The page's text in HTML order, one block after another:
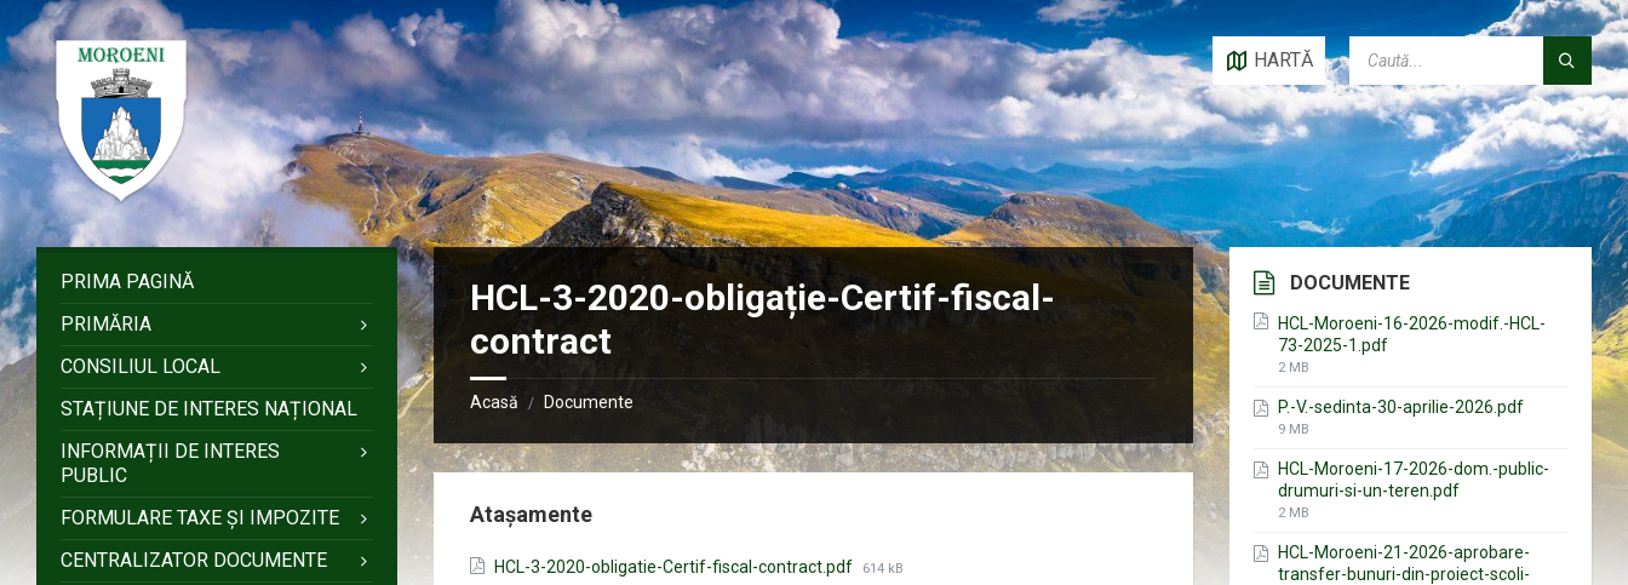
la
conținut
la
bara
laterală
stângă
la
bara
laterală
dreaptă
la
subsol
HARTĂ
HCL-3-2020-obligație-Certif-fiscal-
contract
Acasă / Documente
Atașamente
HCL-3-2020-obligatie-Certif-fiscal-contract.pdf Mărimea
614 kB
PRIMA PAGINĂ
PRIMĂRIA
CONSILIUL LOCAL
STAȚIUNE DE INTERES NAȚIONAL
INFORMAȚII DE INTERES
PUBLIC
FORMULARE TAXE ȘI IMPOZITE
CENTRALIZATOR DOCUMENTE
DOCUMENTE
HCL-Moroeni-16-2026-modif.-HCL-
73-2025-1.pdf
File
2 MB
P.-V.-sedinta-30-aprilie-2026.pdf
File
9 MB
HCL-Moroeni-17-2026-dom.-public-
drumuri-si-un-teren.pdf
File
2 MB
HCL-Moroeni-21-2026-aprobare-
transfer-bunuri-din-proiect-scoli-